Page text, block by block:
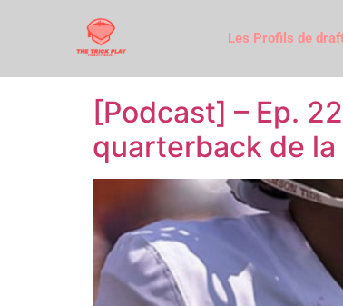
Les Profils de
[Podcast] – Ep.
quarterback de